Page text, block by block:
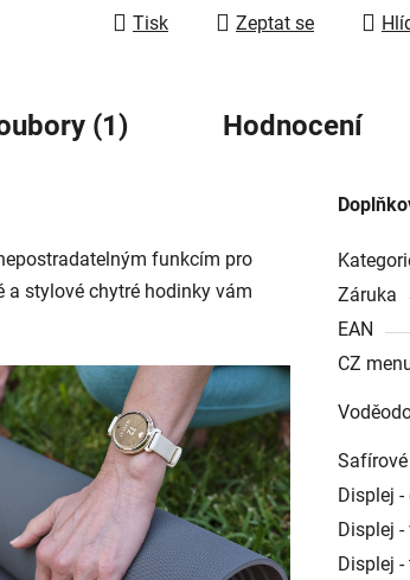
Tisk Zeptat se
(1) Hodnocení
funkcím pro
a stylové chytré hodinky vám
Záruka
EAN
CZ
Displej
Displej
Displej -